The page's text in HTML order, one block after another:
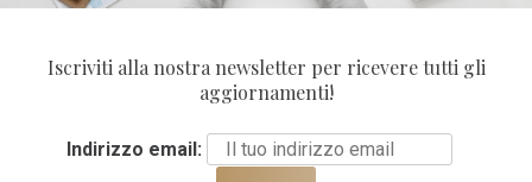
Iscriviti alla nostra newsletter per ricevere tutti gli
aggiornamenti!
Indirizzo email: